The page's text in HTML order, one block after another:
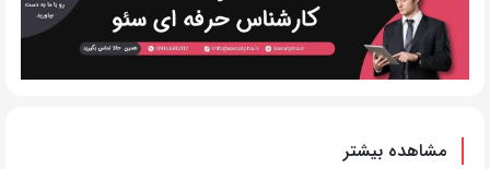
مشاهده بیشتر